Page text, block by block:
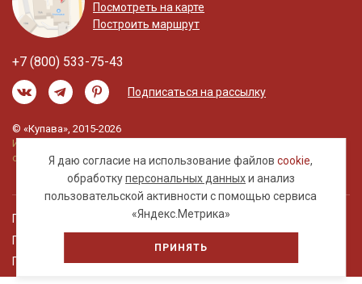
Я даю согласие на использование файловcookie,
обработкуперсональных данныхи анализ
пользовательской активности с помощью сервиса
«Яндекс.Метрика»
ПРИНЯТЬ
Посмотреть на карте
Построить маршрут
+7 (800) 533-75-43
Подписаться на рассылку
© «Купава», 2015-2026
Информация на сайте не является публичной
офертой.
Правовая информация
Политика обработки персональных данных
Пользовательское соглашение